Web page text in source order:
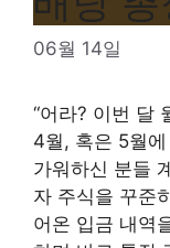
06월 14일
“어라? 이번 달
4월, 혹은 5월
가워하신 분들
자 주식을 꾸준
어온 입금 내역